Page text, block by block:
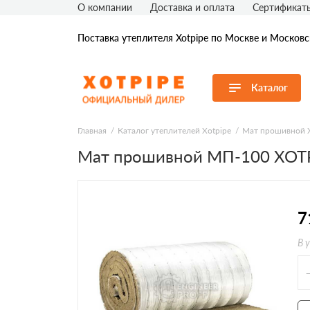
Поставка утеплителя Xotpipe по Москве и
Каталог
Перейти в каталог
Продуктовые линейки
О компании Доставка и оплата
Главная Каталог утеплителей Xotpipe Мат прошивной
Мат прошивной МП-100
В
-